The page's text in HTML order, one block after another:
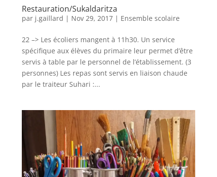
Restauration/Sukaldaritza
par j.gaillard | Nov 29, 2017| Ensemble scolaire
22 –> Les écoliers mangent à 11h30. Un service
spécifique aux élèves du primaire leur permet d’être
servis à table par le personnel de l’établissement. (3
personnes) Les repas sont servis en liaison chaude
par le traiteur Suhari :...